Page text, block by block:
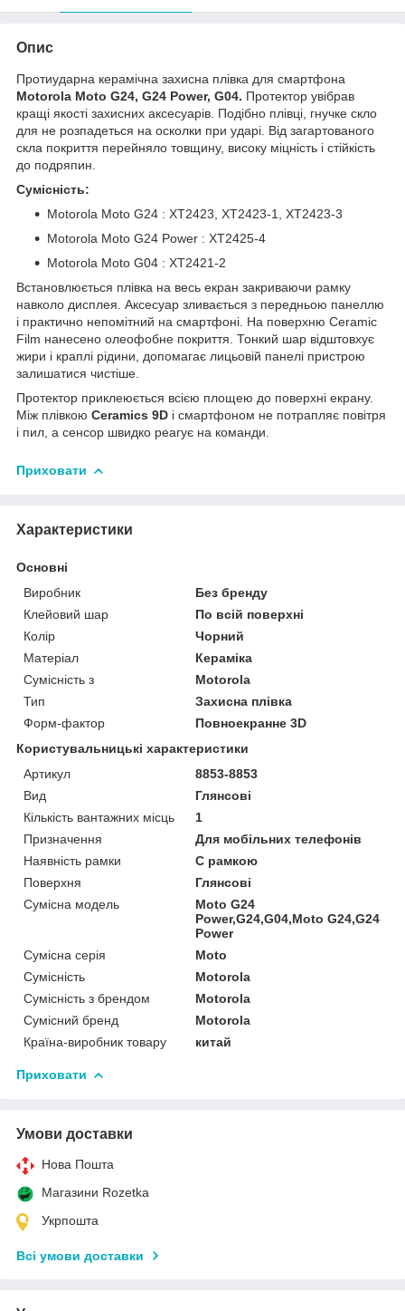
Опис
Протиударна керамічна захисна плівка для смартфона
Motorola Moto G24, G24 Power, G04. Протектор увібрав
кращі якості захисних аксесуарів. Подібно плівці, гнучке скло
для не розпадеться на осколки при ударі. Від загартованого
скла покриття перейняло товщину, високу міцність і стійкість
до подряпин.
Сумісність:
Motorola Moto G24 : XT2423, XT2423-1, XT2423-3
Motorola Moto G24 Power : XT2425-4
Motorola Moto G04 : XT2421-2
Встановлюється плівка на весь екран закриваючи рамку
навколо дисплея. Аксесуар зливається з передньою панеллю
і практично непомітний на смартфоні. На поверхню Ceramic
Film нанесено олеофобне покриття. Тонкий шар відштовхує
жири і краплі рідини, допомагає лицьовій панелі пристрою
залишатися чистіше.
Протектор приклеюється всією площею до поверхні екрану.
Між плівкою Ceramics 9D і смартфоном не потрапляє повітря
і пил, а сенсор швидко реагує на команди.
Приховати
Характеристики
Основні
Виробник
Без бренду
Клейовий шар
По всій поверхні
Колір
Чорний
Матеріал
Кераміка
Сумісність з
Motorola
Тип
Захисна плівка
Форм-фактор
Повноекранне 3D
Користувальницькі характеристики
Артикул
8853-8853
Вид
Глянсові
Кількість вантажних місць
1
Призначення
Для мобільних телефонів
Наявність рамки
C рамкою
Поверхня
Глянсові
Сумісна модель
Moto G24
Power,G24,G04,Moto G24,G24
Power
Сумісна серія
Moto
Сумісність
Motorola
Сумісність з брендом
Motorola
Сумісний бренд
Motorola
Країна-виробник товару
китай
Приховати
Умови доставки
Нова Пошта
Магазини Rozetka
Укрпошта
Всі умови доставки